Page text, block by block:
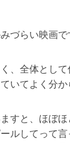
づらい映画で
、全体とし
いてよく分
すと、ほぼ
ルしてって